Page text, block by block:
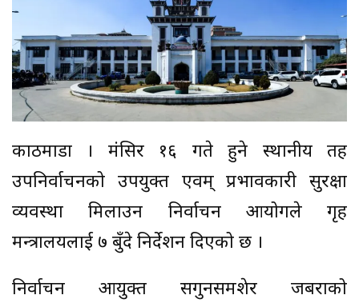
काठमाडौं । मंसिर १६ गते हुने स्थानीय तह
उपनिर्वाचनको उपयुक्त एवम् प्रभावकारी सुरक्षा
व्यवस्था मिलाउन निर्वाचन आयोगले गृह
मन्त्रालयलाई ७ बुँदे निर्देशन दिएको छ ।
निर्वाचन आयुक्त सगुनसमशेर जबराको